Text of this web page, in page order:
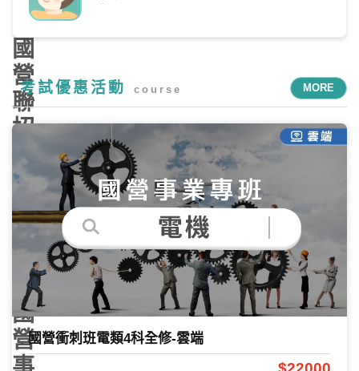
部
國
營
聯
招
考
試
最
新
消
息，
國
營
考試優惠活動 course MORE
國營衝刺班電類4科全修-雲端